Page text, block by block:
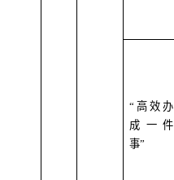
“高效办
成一件
事”